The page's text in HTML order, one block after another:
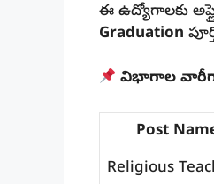
ఈ ఉద్యోగాలకు
Graduation
విభాగాల వారీగా
Post
Religious